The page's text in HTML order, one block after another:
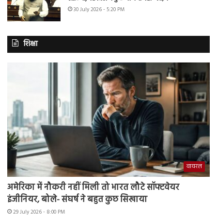
30 July 2026 - 5:20 PM
शिक्षा
वायरल
अमेरिका में नौकरी नहीं मिली तो भारत लौटे सॉफ्टवेयर
इंजीनियर, बोले- संघर्ष ने बहुत कुछ सिखाया
29 July 2026 - 8:00 PM